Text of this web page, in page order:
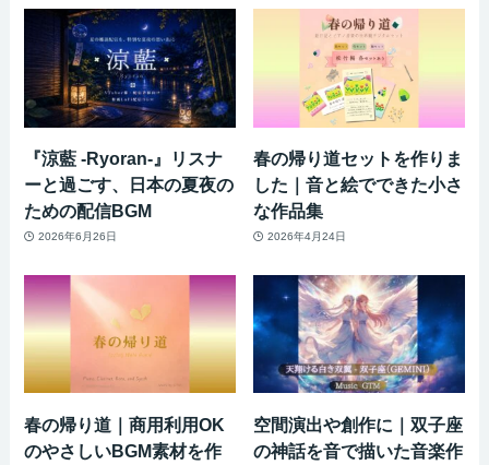
『涼藍 -Ryoran-』リスナ
ーと過ごす、日本の夏夜の
ための配信BGM
2026年6月26日
春の帰り道セットを作りま
した｜音と絵でできた小さ
な作品集
2026年4月24日
春の帰り道｜商用利用OK
のやさしいBGM素材を作
空間演出や創作に｜双子座
の神話を音で描いた音楽作